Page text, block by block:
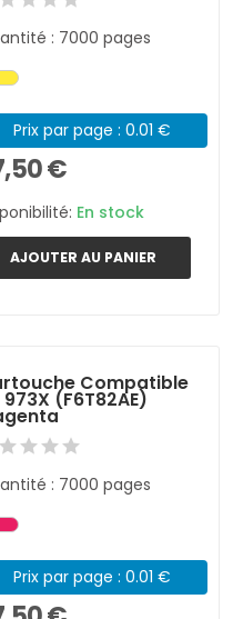
: 7000 pages
Prix par page : 0.01 €
€
En stock
AJOUTER AU PANIER
Compatible
973X (F6T82AE)
: 7000 pages
Prix par page : 0.01 €